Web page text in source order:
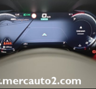
al numero 049-
alleffettivo
SERVICE e
di 12 mesi.
applicare la vetustà.